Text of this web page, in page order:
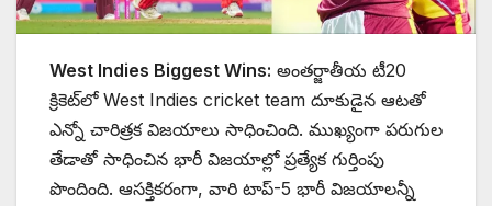
West Indies Biggest Wins: అంతర్జాతీయ టీ20
క్రికెట్‌లో West Indies cricket team దూకుడైన ఆటతో
ఎన్నో చారిత్రక విజయాలు సాధించింది. ముఖ్యంగా పరుగుల
తేడాతో సాధించిన భారీ విజయాల్లో ప్రత్యేక గుర్తింపు
పొందింది. ఆసక్తికరంగా, వారి టాప్-5 భారీ విజయాలన్నీ